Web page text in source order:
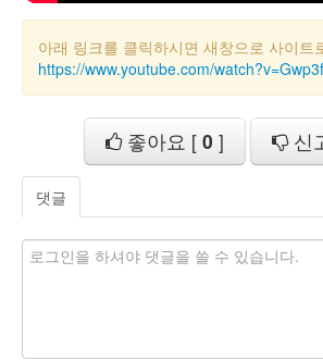
아래 링크를 클릭하시면 새창으로 사이트
https://www.youtube.com/
좋아요 [ 0 ] 신
댓글